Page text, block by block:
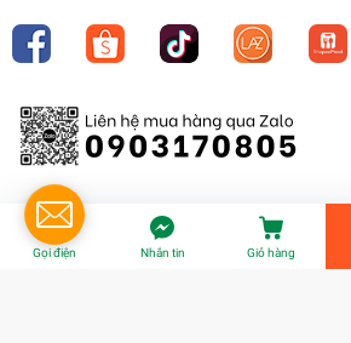
OLIVE XANH TRÁI NHỎ
undefined
Tiến Hành Thanh Toán
Gọi điện Nhắn tin Giỏ hàng